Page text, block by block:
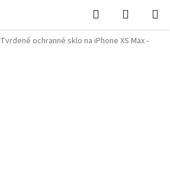
Hľadať
KOŠÍK
Tvrdené ochranné sklo na iPhone XS Max -